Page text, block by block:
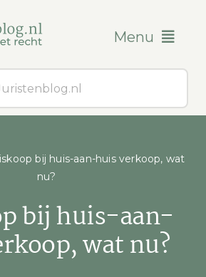
Menu
bij huis-aan-huis verkoop, wat
nu?
bij huis-aan-
wat nu?